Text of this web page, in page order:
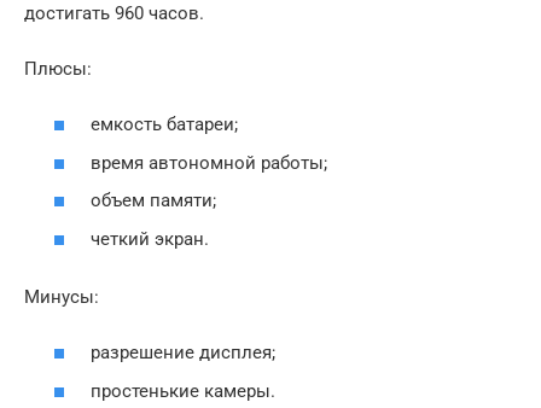
достигать 960 часов.
Плюсы:
емкость батареи;
время автономной работы;
объем памяти;
четкий экран.
Минусы:
разрешение дисплея;
простенькие камеры.